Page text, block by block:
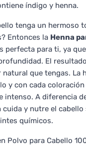
índigo y henna.
tenga un hermoso
Entonces la Henna
perfecta para ti, ya
El
que tengas. La
y con cada
intenso. A diferencia
cuida y nutre el cabello
químicos.
Polvo para Cabello